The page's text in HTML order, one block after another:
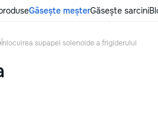
Găsește meșterGăsește sarcini
Înlocuirea supapei solenoide a frigiderului